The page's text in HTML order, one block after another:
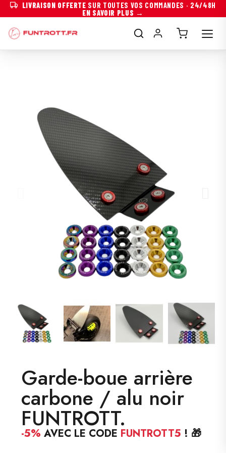
LIVRAISON OFFERTE SUR TOUTES VOS COMMANDES · 24/48H
EN SAVOIR PLUS →
Garde-boue arrière
carbone / alu noir
FUNTROTT.
-5% AVEC LE CODE FUNTROTT5 ! 🎁